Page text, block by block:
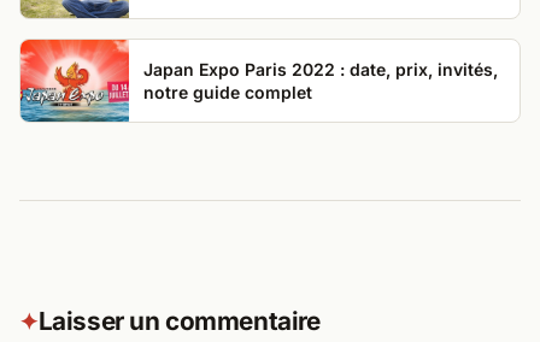
Japan Expo Paris 2022 : date, prix, invités,
notre guide complet
✦Laisser un commentaire